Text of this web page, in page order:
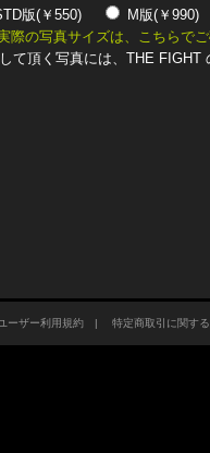
版(￥550)
M版(￥990)
際の写真サイズは、こちらでご
て頂く写真には、THE FIGHT
ユーザー利用規約| 特定商取引に関す